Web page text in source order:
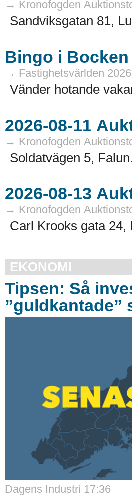
→ Kronofogden
Sandviksgatan 81,
Bingo i
→ Fastighetsvärlden
Vänder hotande
→ Kronofogden
Soldatvägen 5,
→ Kronofogden
Carl Krooks gata 24,
EKONOMI
Tipsen: Så
”guldkantade”
Dagens Industri 17:36